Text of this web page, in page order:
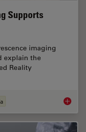
Supports
imaging
explain the
Reality
How